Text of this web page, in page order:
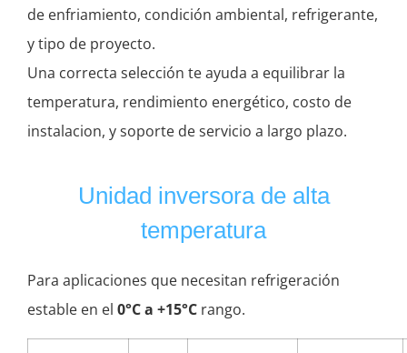
de enfriamiento, condición ambiental, refrigerante,
y tipo de proyecto.
Una correcta selección te ayuda a equilibrar la
temperatura, rendimiento energético, costo de
instalacion, y soporte de servicio a largo plazo.
Unidad inversora de alta
temperatura
Para aplicaciones que necesitan refrigeración
estable en el 0°C a +15°C rango.